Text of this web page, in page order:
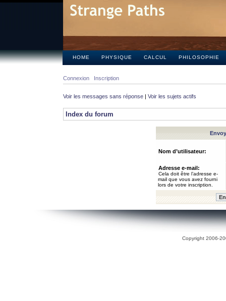
HOME PHYSIQUE CALCUL PHILOSOPHIE
Connexion Inscription
Voir les messages sans réponse | Voir les sujets actifs
Index du forum
Nom d’utilisateur:
Adresse e-mail:
Cela doit être l’adresse e-
mail que vous avez fourni
lors de votre inscription.
Copyright 2006-